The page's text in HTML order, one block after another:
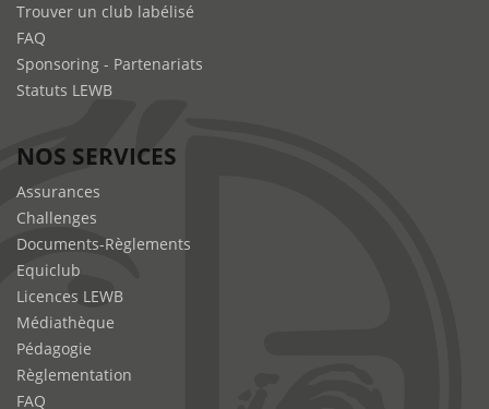
Trouver un club labélisé
FAQ
Sponsoring - Partenariats
Statuts LEWB
NOS SERVICES
Assurances
Challenges
Documents-Règlements
Equiclub
Licences LEWB
Médiathèque
Pédagogie
Règlementation
FAQ